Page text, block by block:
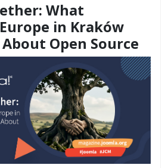
What
in Kraków
Open Source